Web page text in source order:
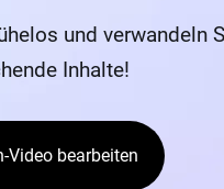
und verwandeln
Inhalte!
Video bearbeiten